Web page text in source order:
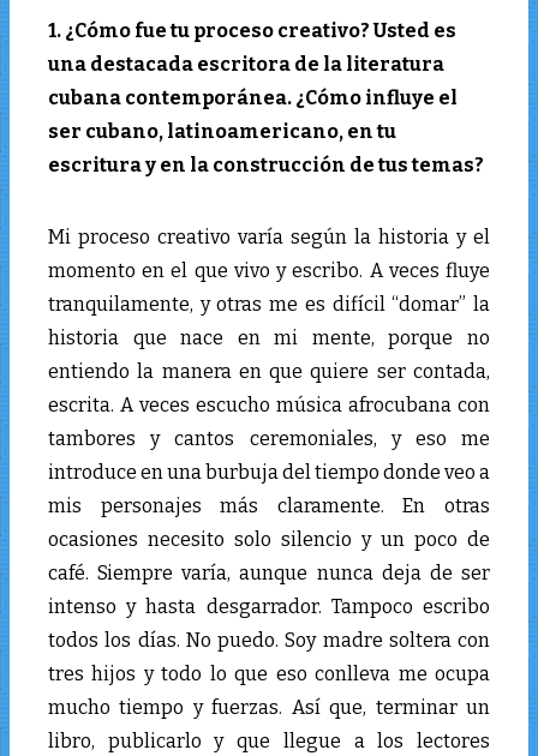
1. ¿Cómo fue tu proceso creativo? Usted es
una destacada escritora de la literatura
cubana contemporánea. ¿Cómo influye el
ser cubano, latinoamericano, en tu
escritura y en la construcción de tus temas?
Mi proceso creativo varía según la historia y el
momento en el que vivo y escribo. A veces fluye
tranquilamente, y otras me es difícil “domar” la
historia que nace en mi mente, porque no
entiendo la manera en que quiere ser contada,
escrita. A veces escucho música afrocubana con
tambores y cantos ceremoniales, y eso me
introduce en una burbuja del tiempo donde veo a
mis personajes más claramente. En otras
ocasiones necesito solo silencio y un poco de
café. Siempre varía, aunque nunca deja de ser
intenso y hasta desgarrador. Tampoco escribo
todos los días. No puedo. Soy madre soltera con
tres hijos y todo lo que eso conlleva me ocupa
mucho tiempo y fuerzas. Así que, terminar un
libro, publicarlo y que llegue a los lectores